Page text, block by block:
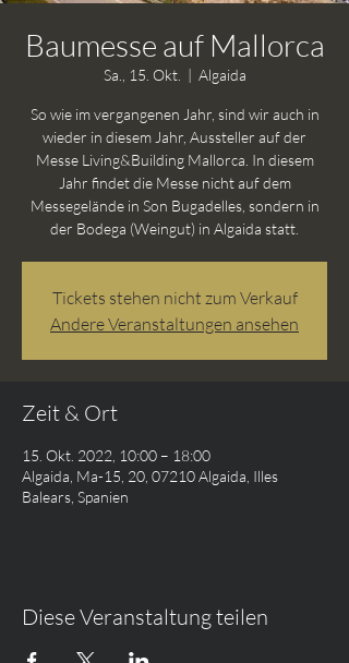
Baumesse auf Mallorca
Sa., 15. Okt.
  |
Algaida
So wie im vergangenen Jahr, sind wir auch in
wieder in diesem Jahr, Aussteller auf der
Messe Living&Building Mallorca. In diesem
Jahr findet die Messe nicht auf dem
Messegelände in Son Bugadelles, sondern in
der Bodega (Weingut) in Algaida statt.
Tickets stehen nicht zum Verkauf
Andere Veranstaltungen ansehen
Zeit & Ort
15. Okt. 2022, 10:00 – 18:00
Algaida, Ma-15, 20, 07210 Algaida, Illes
Balears, Spanien
Diese Veranstaltung teilen